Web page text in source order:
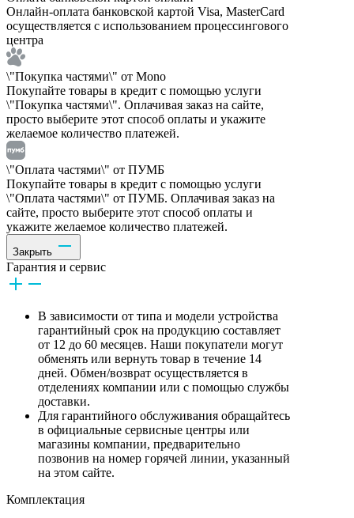
Онлайн-оплата банковской картой Visa, MasterCard
осуществляется с использованием процессингового
центра
\"Покупка частями\" от Mono
Покупайте товары в кредит с помощью услуги
\"Покупка частями\". Оплачивая заказ на сайте,
просто выберите этот способ оплаты и укажите
желаемое количество платежей.
\"Оплата частями\" от ПУМБ
Покупайте товары в кредит с помощью услуги
\"Оплата частями\" от ПУМБ. Оплачивая заказ на
сайте, просто выберите этот способ оплаты и
укажите желаемое количество платежей.
Закрыть
Гарантия и сервис
В зависимости от типа и модели устройства
гарантийный срок на продукцию составляет
от 12 до 60 месяцев. Наши покупатели могут
обменять или вернуть товар в течение 14
дней. Обмен/возврат осуществляется в
отделениях компании или с помощью службы
доставки.
Для гарантийного обслуживания обращайтесь
в официальные сервисные центры или
магазины компании, предварительно
позвонив на номер горячей линии, указанный
на этом сайте.
Комплектация